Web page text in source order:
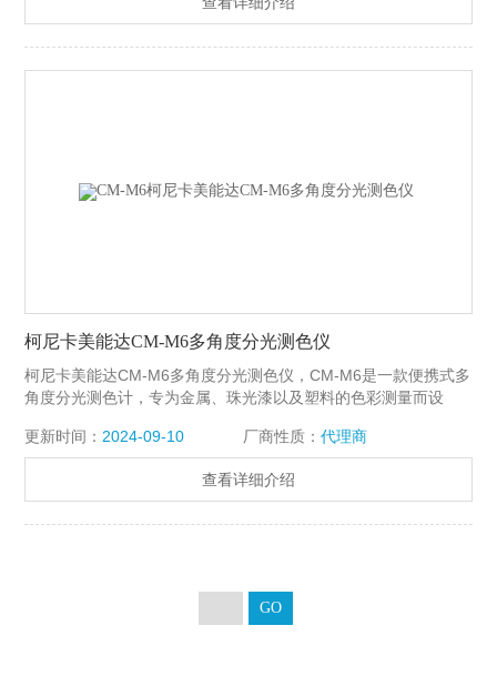
柯尼卡美能达CM-M6多角度分光测色仪
柯尼卡美能达CM-M6多角度分光测色仪，CM-M6是一款便携式多
角度分光测色计，专为金属、珠光漆以及塑料的色彩测量而设
侧进行45度定向照明并且进行6个角度（-15度、15度、25度、45
度、75度、110度）测量，从而可以精确地测量汽车生产线上的
更新时间： 2024-09-10 厂商性质： 代理商
查看详细介绍